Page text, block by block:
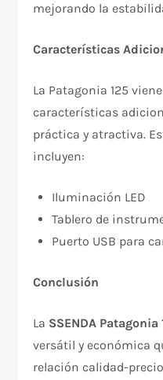
mejorando la
Características
La Patagonia 125
características
práctica y atractiva.
incluyen:
Iluminación LED
Tablero de
Puerto USB para
Conclusión
La SSENDA Patagonia
versátil y económica
relación calidad-